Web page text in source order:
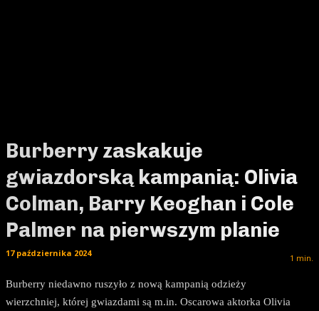
Burberry zaskakuje
gwiazdorską kampanią: Olivia
Colman, Barry Keoghan i Cole
Palmer na pierwszym planie
1 min.
17 października 2024
Burberry niedawno ruszyło z nową kampanią odzieży
wierzchniej, której gwiazdami są m.in. Oscarowa aktorka Olivia